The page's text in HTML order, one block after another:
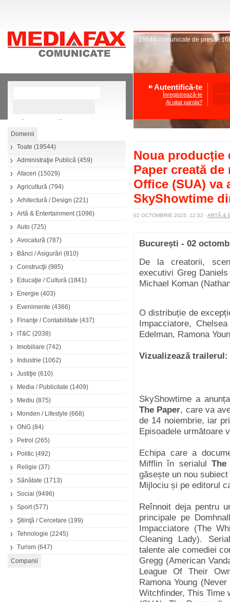
Căutare avansată
Toate (19544)
Administraţie Publică (459)
Afaceri (15029)
Agricultură (794)
Arhitectură / Design (221)
Artă & Entertainment(1096)
Auto (725)
Avocatură (787)
Bănci / Asigurări (810)
Construcţii (985)
Educaţie / Cultură (1841)
Energie (403)
Evenimente (4366)
Finanţe / Contabilitate (437)
IT&C (2038)
Imobiliare (742)
Industrie (1062)
Justiţie (610)
Media / Publicitate (1409)
Mediu (875)
Monden / Lifestyle (668)
ONG (84)
Petrol (265)
Politic (492)
Religie (37)
Sănătate (1713)
Social (9496)
Sport(577)
Ştiinţă / Cercetare (199)
Tehnologie (2245)
Turism (647)
19544 comunicate de presă,
Autentifică-te
Înregistrează-te
Ai uitat parola?
Noua producție
Paper creată
Office (SUA) va
SkyShowtime
02 OCTOMBRIE 2025, 12.52 -ARTĂ &
București - 02
De la creatorii,
executivi Greg
Michael Koman
O distribuție de
Impacciatore,
Edelman, Ramona
Vizualizează trailerul:
SkyShowtime a
The Paper, care va
de 14 noiembrie, iar
Episoadele următoare
Echipa care a
Mifflin în serialul
găsește un nou
Mijlociu și pe editorul
Reînnoit deja pentru
principale pe
Impacciatore (The
Cleaning Lady).
talente ale comediei
Gregg (American
League Of Their
Ramona Young
Witchfinder, This Time